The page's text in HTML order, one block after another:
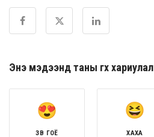
Энэ мэдээнд таны өгөх хариулал
ЗӨВ ГОЁ ХАХА